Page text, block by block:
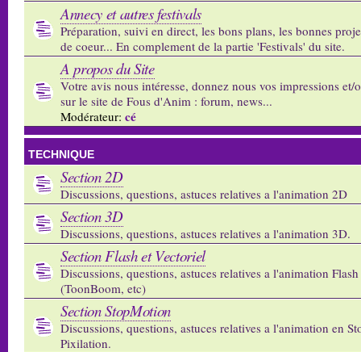
Annecy et autres festivals
Préparation, suivi en direct, les bons plans, les bonnes
de coeur... En complement de la partie 'Festivals' du site.
A propos du Site
Votre avis nous intéresse, donnez nous vos impressions et/
sur le site de Fous d'Anim : forum, news...
Modérateur: cé
TECHNIQUE
Section 2D
Discussions, questions, astuces relatives a l'animation 2D
Section 3D
Discussions, questions, astuces relatives a l'animation 3D.
Section Flash et Vectoriel
Discussions, questions, astuces relatives a l'animation
(ToonBoom, etc)
Section StopMotion
Discussions, questions, astuces relatives a l'animation en
Pixilation.